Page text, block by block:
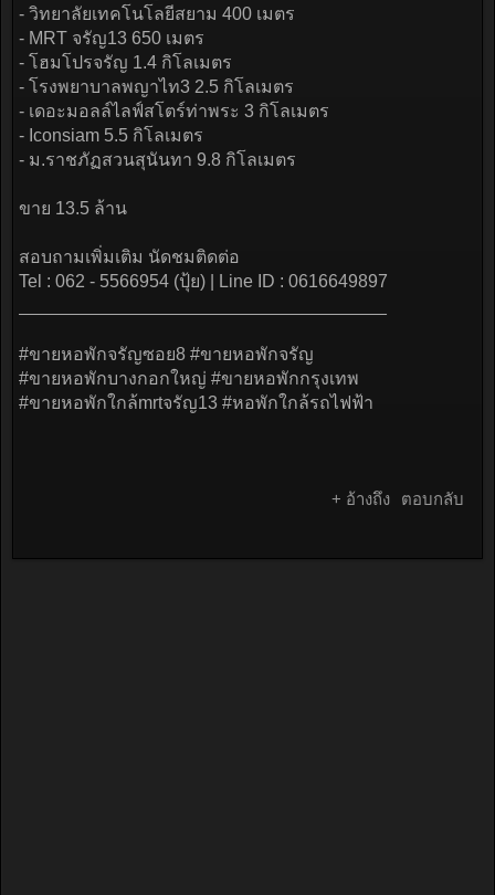
- วิทยาลัยเทคโนโลยีสยาม 400 เมตร
- MRT จรัญ13 650 เมตร
- โฮมโปรจรัญ 1.4 กิโลเมตร
- โรงพยาบาลพญาไท3 2.5 กิโลเมตร
- เดอะมอลล์ไลฟ์สโตร์ท่าพระ 3 กิโลเมตร
- Iconsiam 5.5 กิโลเมตร
- ม.ราชภัฏสวนสุนันทา 9.8 กิโลเมตร
ขาย 13.5 ล้าน
สอบถามเพิ่มเติม นัดชมติดต่อ
Tel : 062 - 5566954 (ปุ้ย) | Line ID : 0616649897
#ขายหอพักจรัญซอย8 #ขายหอพักจรัญ
#ขายหอพักบางกอกใหญ่ #ขายหอพักกรุงเทพ
#ขายหอพักใกล้mrtจรัญ13 #หอพักใกล้รถไฟฟ้า
+ อ้างถึง ตอบกลับ